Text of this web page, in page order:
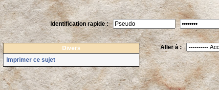
Identification rapide :
Divers
Imprimer ce sujet
Aller à :